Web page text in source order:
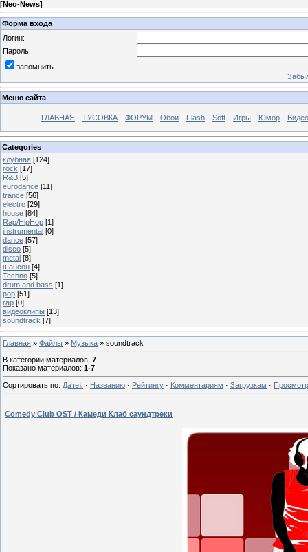
[Neo-News]
Форма входа
Логин:
Пароль:
запомнить
Меню сайта
ГЛАВНАЯ ТУСОВКА ФОРУМ Обои Flash Soft Игры Юмор Видео
Categories
клубная [124]
rock [17]
R&B [5]
eurodance [11]
trance [56]
electro [29]
house [84]
Rap/HipHop [1]
instrumental [0]
dance [57]
disco [5]
metal [8]
шансон [4]
Techno [5]
drum and bass [1]
pop [51]
rap [0]
видеоклипы [13]
soundtrack [7]
Главная » Файлы » Музыка » soundtrack
В категории материалов: 7
Показано материалов: 1-7
Сортировать по: Дате · Названию · Рейтингу · Комментариям · Загрузкам ·
Comedy Club OST / Камеди Клаб саундтреки